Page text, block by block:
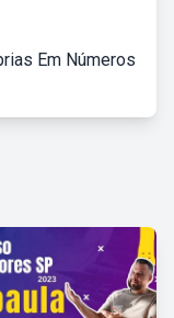
Em Números